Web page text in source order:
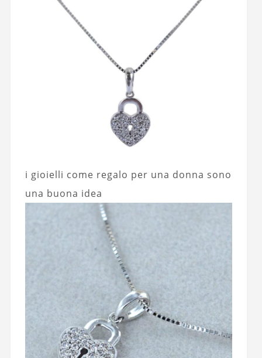
i gioielli come regalo per una donna sono
una buona idea